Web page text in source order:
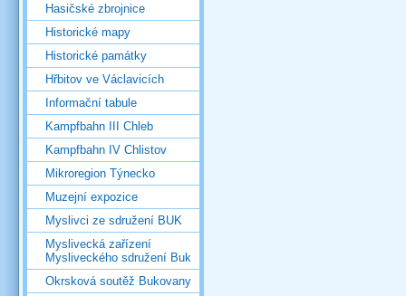
Hasičské zbrojnice
Historické mapy
Historické památky
Hřbitov ve Václavicích
Informační tabule
Kampfbahn III Chleb
Kampfbahn IV Chlistov
Mikroregion Týnecko
Muzejní expozice
Myslivci ze sdružení BUK
Myslivecká zařízení
Mysliveckého sdružení Buk
Okrsková soutěž Bukovany